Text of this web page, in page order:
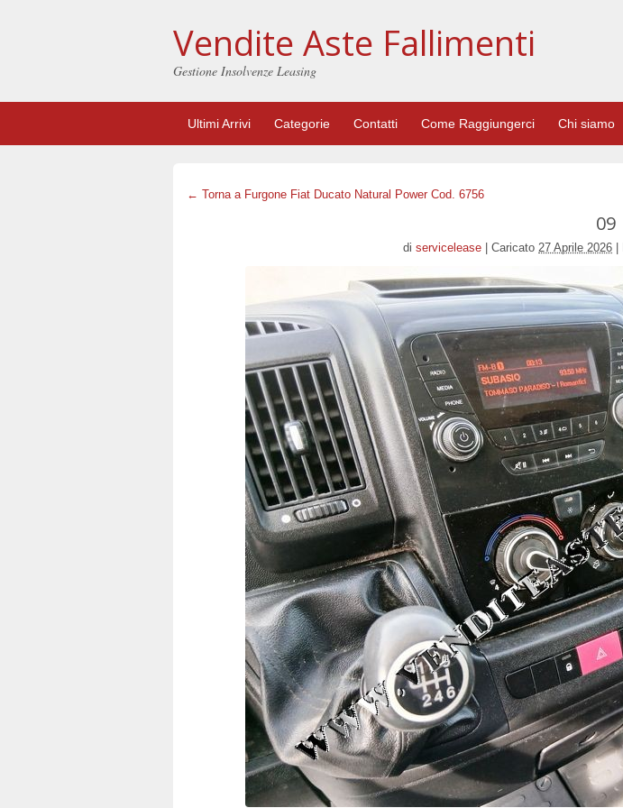
Vendite Aste Fallimenti
Gestione Insolvenze Leasing
Ultimi Arrivi Categorie Contatti Come Raggiungerci Chi siamo
← Torna a Furgone Fiat Ducato Natural Power Cod. 6756
09
di servicelease Caricato 27 Aprile 2026